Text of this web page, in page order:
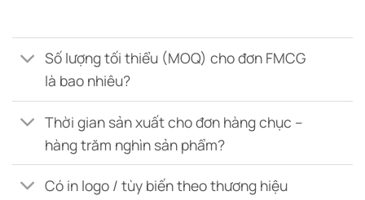
Số lượng tối thiểu (MOQ) cho đơn FMCG
là bao nhiêu?
Thời gian sản xuất cho đơn hàng chục –
hàng trăm nghìn sản phẩm?
Có in logo / tùy biến theo thương hiệu